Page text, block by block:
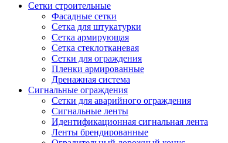
Сетки строительные
Фасадные сетки
Сетка для штукатурки
Сетка армирующая
Сетка стеклотканевая
Сетки для ограждения
Пленки армированные
Дренажная система
Сигнальные ограждения
Сетки для аварийного ограждения
Сигнальные ленты
Идентификационная сигнальная лента
Ленты брендированные